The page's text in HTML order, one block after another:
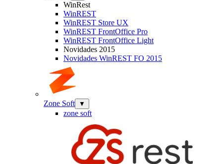
WinRest
WinREST
WinREST Store UX
WinREST FrontOffice Pro
WinREST FrontOffice Light
Novidades 2015
Novidades WinREST FO 2015
Zone Soft ▼
zone soft